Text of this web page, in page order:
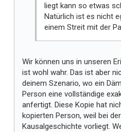
liegt kann so etwas
Natürlich ist es nicht
einem Streit mit der
Wir können uns in unseren
ist wohl wahr. Das ist aber
deinem Szenario, wo ein
Person eine vollständige
anfertigt. Diese Kopie hat
kopierten Person, weil bei
Kausalgeschichte vorliegt.